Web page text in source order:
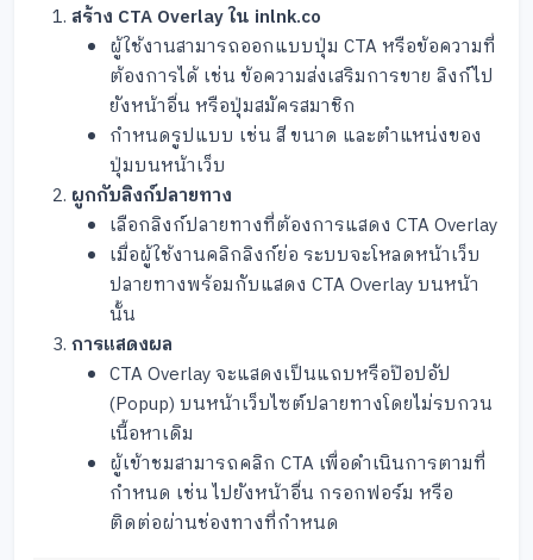
สร้าง CTA Overlay ใน inlnk.co
ผู้ใช้งานสามารถออกแบบปุ่ม CTA หรือข้อความที่
ต้องการได้ เช่น ข้อความส่งเสริมการขาย ลิงก์ไป
ยังหน้าอื่น หรือปุ่มสมัครสมาชิก
กำหนดรูปแบบ เช่น สี ขนาด และตำแหน่งของ
ปุ่มบนหน้าเว็บ
ผูกกับลิงก์ปลายทาง
เลือกลิงก์ปลายทางที่ต้องการแสดง CTA Overlay
เมื่อผู้ใช้งานคลิกลิงก์ย่อ ระบบจะโหลดหน้าเว็บ
ปลายทางพร้อมกับแสดง CTA Overlay บนหน้า
นั้น
การแสดงผล
CTA Overlay จะแสดงเป็นแถบหรือป๊อปอัป
(Popup) บนหน้าเว็บไซต์ปลายทางโดยไม่รบกวน
เนื้อหาเดิม
ผู้เข้าชมสามารถคลิก CTA เพื่อดำเนินการตามที่
กำหนด เช่น ไปยังหน้าอื่น กรอกฟอร์ม หรือ
ติดต่อผ่านช่องทางที่กำหนด